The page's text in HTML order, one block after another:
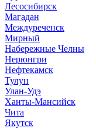
Лесосибирск
Магадан
Междуреченск
Мирный
Набережные Челны
Нерюнгри
Нефтекамск
Тулун
Улан-Удэ
Ханты-Мансийск
Чита
Якутск